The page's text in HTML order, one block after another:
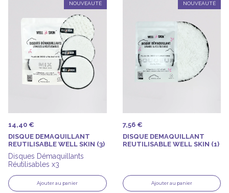
NOUVEAUTÉ
14,40 €
DISQUE DEMAQUILLANT
REUTILISABLE WELL SKIN (3)
Disques Démaquillants
Réutilisables x3
Ajouter au panier
NOUVEAUTÉ
7,56 €
DISQUE DEMAQUILLANT
REUTILISABLE WELL SKIN (1)
Ajouter au panier